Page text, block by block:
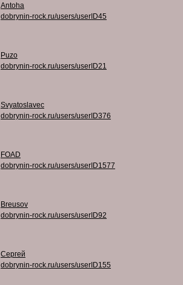
Antoha
dobrynin-rock.ru/users/userID45
Puzo
dobrynin-rock.ru/users/userID21
Svyatoslavec
dobrynin-rock.ru/users/userID376
FOAD
dobrynin-rock.ru/users/userID1577
Breusov
dobrynin-rock.ru/users/userID92
Сергей
dobrynin-rock.ru/users/userID155